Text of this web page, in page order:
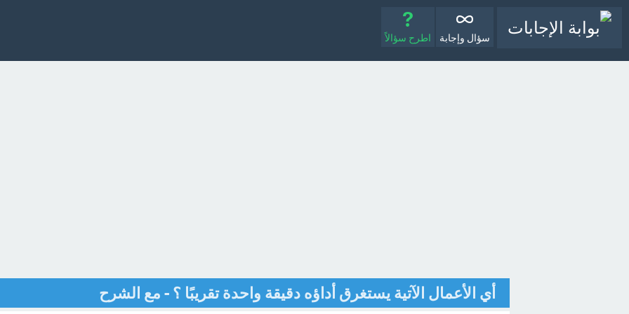
سؤال وإجابة اطرح سؤالاً
أي الأعمال الآتية يستغرق أداؤه دقيقة واحدة تقريبًا ؟ - مع الشرح